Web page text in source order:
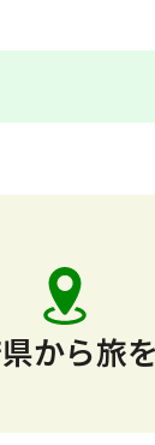
から旅